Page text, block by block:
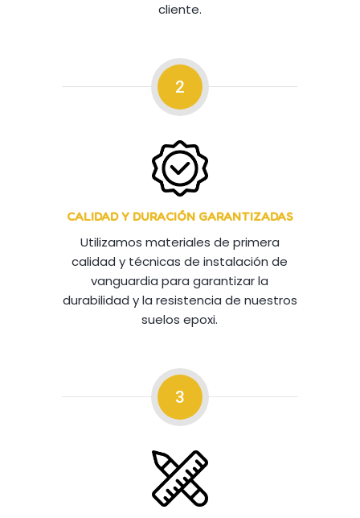
cliente.
2
CALIDAD Y DURACIÓN GARANTIZADAS
Utilizamos materiales de primera
calidad y técnicas de instalación de
vanguardia para garantizar la
durabilidad y la resistencia de nuestros
suelos epoxi.
3